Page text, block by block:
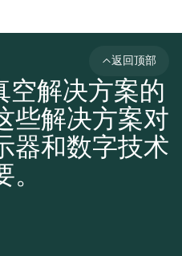
空解决方案的
些解决方案对
器和数字技术
返回顶部